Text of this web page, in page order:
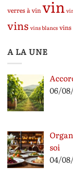
verres à vinvin
vins vins blancs
A LA UNE
06/
soi
04/